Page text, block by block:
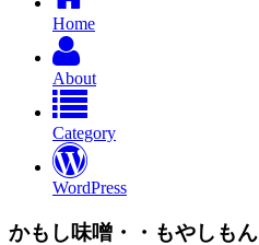
Home
About
Category
WordPress
かもし味噌・・もやしもん